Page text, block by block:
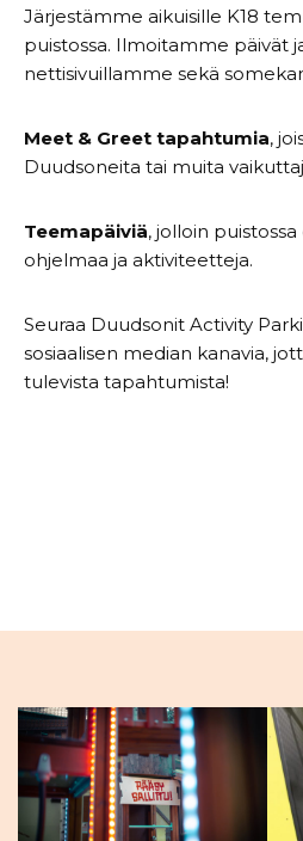
Järjestämme aikuisille K18
puistossa. Ilmoitamme päivät
nettisivuillamme sekä
Meet & Greet tapahtumia,
Duudsoneita tai muita
Teemapäiviä, jolloin
ohjelmaa ja aktiviteetteja.
Seuraa Duudsonit Activity
sosiaalisen median kanavia,
tulevista tapahtumista!